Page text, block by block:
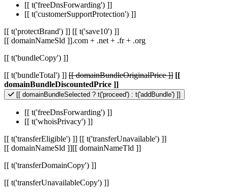
[[ t('freeDnsForwarding') ]]
[[ t('customerSupportProtection') ]]
[[ t('protectBrand') ]] [[ t('save10') ]]
[[ domainNameSld ]].com + .net + .fr+ .org
[[ t('bundleCopy') ]]
[[ t('bundleTotal') ]] [[ domainBundleOriginalPrice ]] [[
domainBundleDiscountedPrice ]]
[[ domainBundleSelected ? t('proceed') : t('addBundle') ]]
[[ t('freeDnsForwarding') ]]
[[ t('whoisPrivacy') ]]
[[ t('transferEligible') ]] [[ t('transferUnavailable') ]]
[[ domainNameSld ]][[ domainNameTld ]]
[[ t('transferDomainCopy') ]]
[[ t('transferUnavailableCopy') ]]